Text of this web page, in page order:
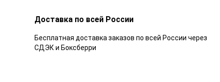
Доставка по всей России
Бесплатная доставка заказов по всей России через
СДЭК и Боксберри